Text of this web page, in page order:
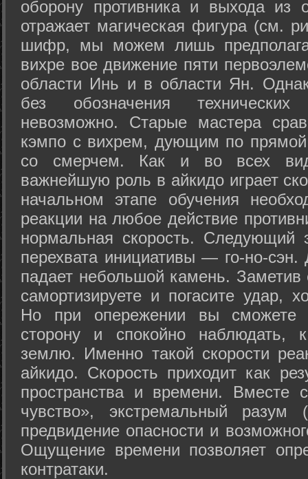
оборону противника и выхода из
отражает магическая фигура (см.
шифр, мы можем лишь
вихре вое движение пяти
области Инь и в области Ян.
без обозначения
невозможно. Старые мастера
кэмпо с вихрем, дующим по
со смерчем. Как и во всех
важнейшую роль в айкидо играет
начальном этапе обучения
реакции на любое действие
нормальная скорость.
перехвата инициативы — го-но-
падает небольшой камень.
самортизируете и погасите удар,
Но при опережении вы сможете
сторону и спокойно наблюдать,
землю. Именно такой скорости
айкидо. Скорость приходит как
пространства и времени. Вместе
чувство», экстремальный разум
предвидение опасности и
Ощущение времени позволяет
контратаки.